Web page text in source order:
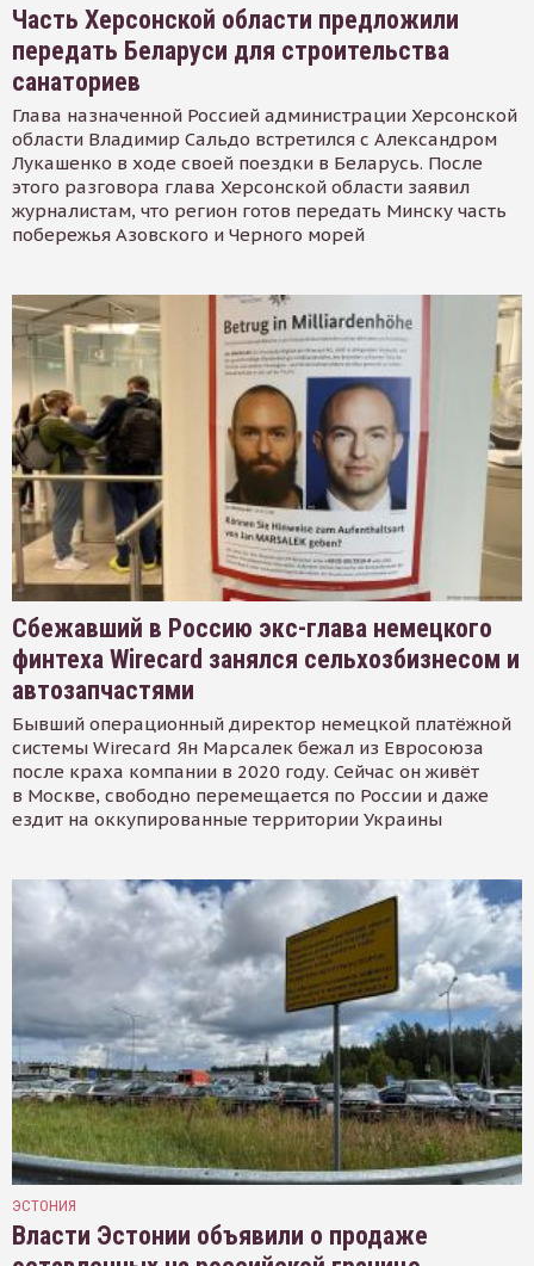
Часть Херсонской области предложили
передать Беларуси для строительства
санаториев
Глава назначенной Россией администрации Херсонской
области Владимир Сальдо встретился с Александром
Лукашенко в ходе своей поездки в Беларусь. После
этого разговора глава Херсонской области заявил
журналистам, что регион готов передать Минску часть
побережья Азовского и Черного морей
Сбежавший в Россию экс-глава немецкого
финтеха Wirecard занялся сельхозбизнесом и
автозапчастями
Бывший операционный директор немецкой платёжной
системы Wirecard Ян Марсалек бежал из Евросоюза
после краха компании в 2020 году. Сейчас он живёт
в Москве, свободно перемещается по России и даже
ездит на оккупированные территории Украины
ЭСТОНИЯ
Власти Эстонии объявили о продаже